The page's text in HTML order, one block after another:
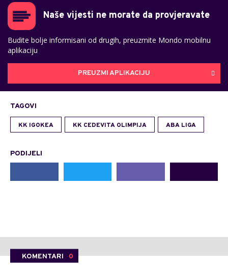
Naše vijesti ne morate da provjeravate
Budite bolje informisani od drugih, preuzmite Mondo mobilnu
aplikaciju
PREUZMI APLIKACIJU
TAGOVI
KK IGOKEA KK CEDEVITA OLIMPIJA ABA LIGA
PODIJELI
KOMENTARI 0